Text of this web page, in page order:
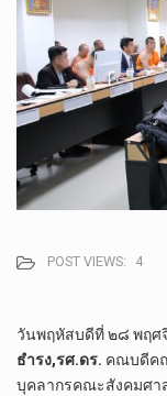
POST VIEWS: 4
วันพฤหัสบดีที่ ๒๘ พฤศ
ธำรง,รศ.ดร. คณบดีค
บุคลากรคณะสังคมศา